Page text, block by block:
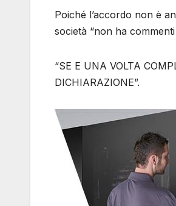
Poiché l’accordo non è
società “non ha
“SE E UNA VOLTA
DICHIARAZIONE”.